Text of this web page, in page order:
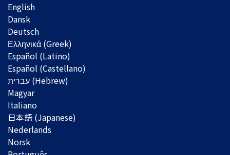
English
Dansk
Deutsch
Ελληνικά (Greek)
Español (Latino)
Español (Castellano)
Magyar
Italiano
日本語 (Japanese)
Nederlands
Norsk